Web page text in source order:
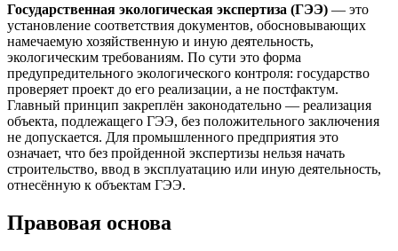
Государственная экологическая экспертиза (ГЭЭ) — это
установление соответствия документов, обосновывающих
намечаемую хозяйственную и иную деятельность,
экологическим требованиям. По сути это форма
предупредительного экологического контроля: государство
проверяет проект до его реализации, а не постфактум.
Главный принцип закреплён законодательно — реализация
объекта, подлежащего ГЭЭ, без положительного заключения
не допускается. Для промышленного предприятия это
означает, что без пройденной экспертизы нельзя начать
строительство, ввод в эксплуатацию или иную деятельность,
отнесённую к объектам ГЭЭ.
Правовая основа